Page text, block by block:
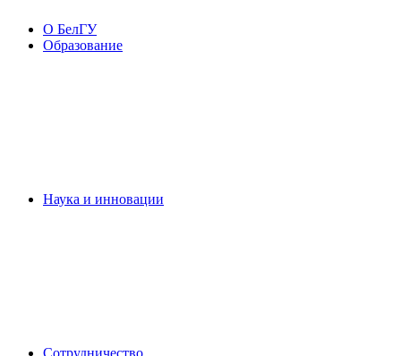
О БелГУ
Образование
Наука и инновации
Сотрудничество